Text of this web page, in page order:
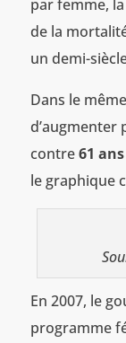
par femme,
de la
un demi-
Dans le
contre61
le graphique
En 2007, le
programme